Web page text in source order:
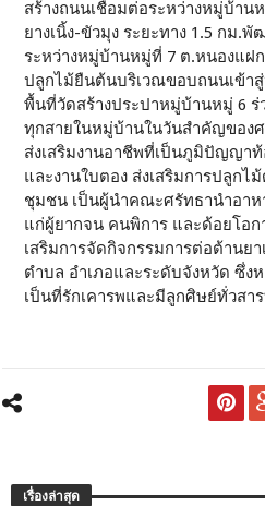
สร้างถนนเชื่อมต่อระหว่างหมู่บ้า
ยางเนิ้ง-ขัวมุง ระยะทาง 1.5 กม.
ระหว่างหมู่บ้านหมู่ที่ 7 ต.หนองแฝ
ปลูกไม้ยืนต้นบริเวณขอบถนนเข้า
พื้นที่วัดสร้างประปาหมู่บ้านหมู่ 6
ทุกสายในหมู่บ้านในวันสำคัญของ
ส่งเสริมงานอาชีพที่เป็นภูมิปัญญา
และงานใบตอง ส่งเสริมการปลูก
ชุมชน เป็นผู้นำคณะศรัทธานำอาห
แก่ผู้ยากจน คนพิการ และด้อยโอ
เสริมการจัดกิจกรรมการต่อต้านย
ตำบล อำเภอและระดับจังหวัด ซึ่ง
เป็นที่รักเคารพและมีลูกศิษย์ทั่วสา
เรื่องล่าสุด